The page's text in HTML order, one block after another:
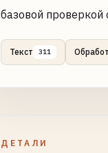
базовой проверкой
Текст 311
ДЕТАЛИ